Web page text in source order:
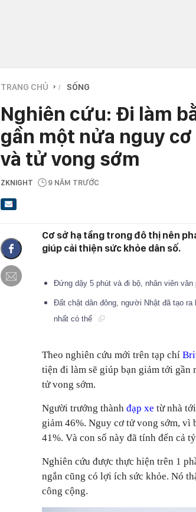
TRANG CHỦ › SỐNG
Nghiên cứu: Đi làm
gần một nửa nguy
và tử vong sớm
ZKNIGHT 9 NĂM TRƯỚC
Cơ sở hạ tầng trong đô thị nên
giúp cải thiện sức khỏe dân số.
Đứng dậy 5 phút và đi bộ, nhân viên
Đất chật dân đông, người Nhật đã tạo
nhất có thể
Theo nghiên cứu mới trên tạp chí
tiện đi làm sẽ giúp bạn giảm tới gần
tử vong sớm.
Người trưởng thành đạp xe từ nhà
giảm 46%. Nguy cơ tử vong sớm, vì
41%. Và con số này đã tính đến cả
Nghiên cứu được thực hiện trên 1
ngắn cũng có lợi ích sức khỏe. Nó
công cộng.